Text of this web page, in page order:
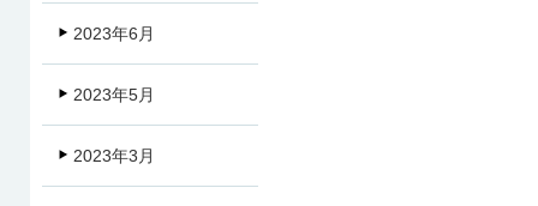
2023年6月
2023年5月
2023年3月